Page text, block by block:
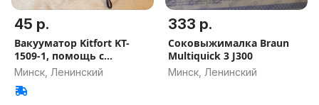
45 р.
Вакууматор Kitfort KT-
1509-1, помощь с
доставкой.
Минск, Ленинский
333 р.
Соковыжималка Braun
Multiquick 3 J300
Минск, Ленинский